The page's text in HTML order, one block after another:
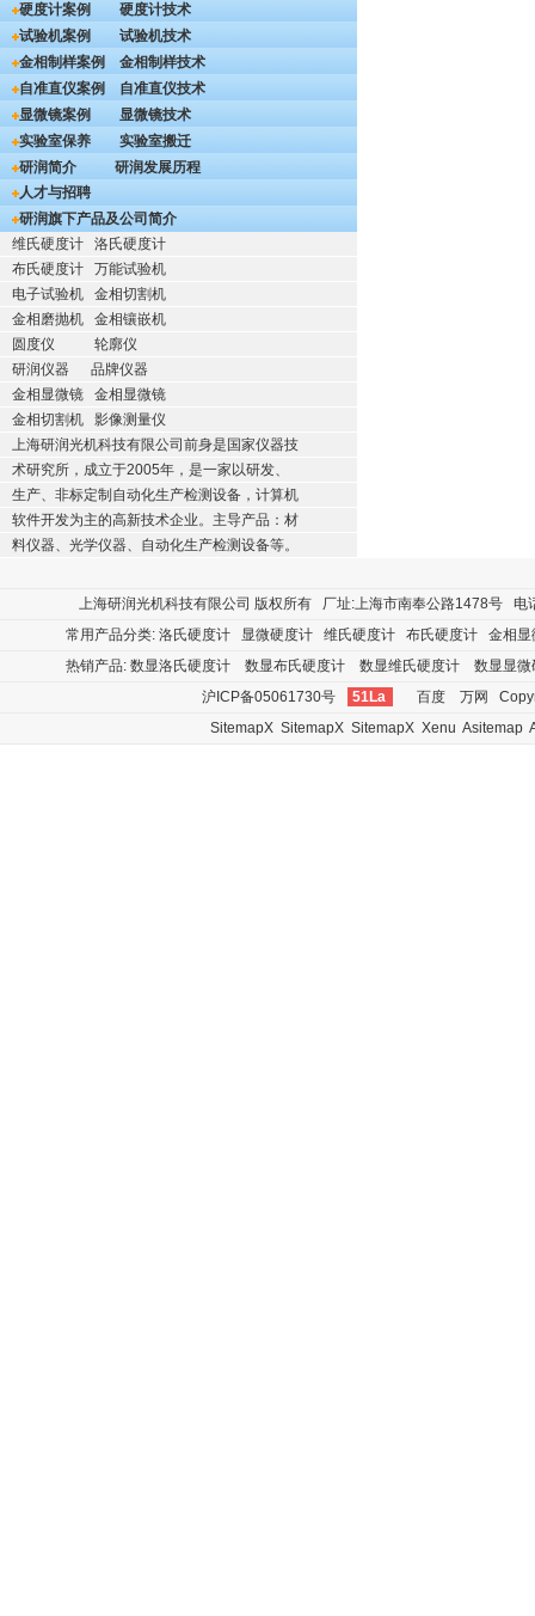
硬度计案例
硬度计技术
试验机案例
试验机技术
金相制样案例
金相制样技术
自准直仪案例
自准直仪技术
显微镜案例
显微镜技术
实验室保养
实验室搬迁
研润简介
研润发展历程
人才与招聘
研润旗下产品及公司简介
维氏硬度计
洛氏硬度计
布氏硬度计
万能试验机
电子试验机
金相切割机
金相磨抛机
金相镶嵌机
圆度仪
轮廓仪
研润仪器
品牌仪器
金相显微镜
金相显微镜
金相切割机
影像测量仪
上海研润光机科技有限公司前身是国家仪器技
术研究所，成立于2005年，是一家以研发、
生产、非标定制自动化生产检测设备，计算机
软件开发为主的高新技术企业。主导产品：材
料仪器、光学仪器、自动化生产检测设备等。
上海研润光机科技有限公司 版权所有 厂址:上海市南奉公路1478号
常用产品分类: 洛氏硬度计 显微硬度计 维氏硬度计 布氏硬度计
金相显
热销产品: 数显洛氏硬度计 数显布氏硬度计 数显维氏硬度计
数显显微
沪ICP备05061730号
51La 百度 万网
SitemapX SitemapX SitemapX Xenu Asitemap